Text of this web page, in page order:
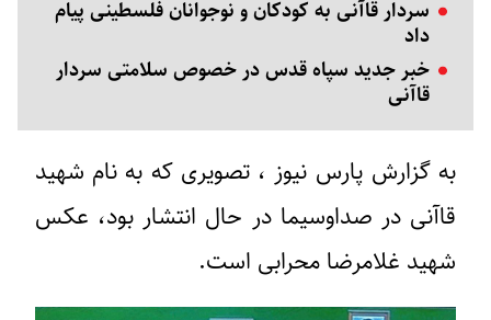
سردار قاآنی به کودکان و نوجوانان فلسطینی پیام
داد
خبر جدید سپاه قدس در خصوص سلامتی سردار
قاآنی
به گزارش پارس نیوز ، تصویری که به نام شهید
قاآنی در صداوسیما در حال انتشار بود، عکس
شهید غلامرضا محرابی است.